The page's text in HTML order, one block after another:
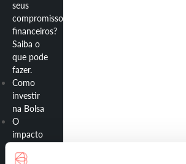
seus
compromissos
financeiros?
Saiba o
que pode
fazer.
Como
investir
na Bolsa
O
impacto
deflação